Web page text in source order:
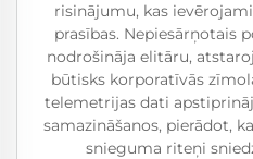
risinājumu, kas
prasības. Nepiesārņotais
nodrošināja elitāru,
būtisks korporatīvās
telemetrijas dati
samazināšanos, pierādot,
snieguma riteņi